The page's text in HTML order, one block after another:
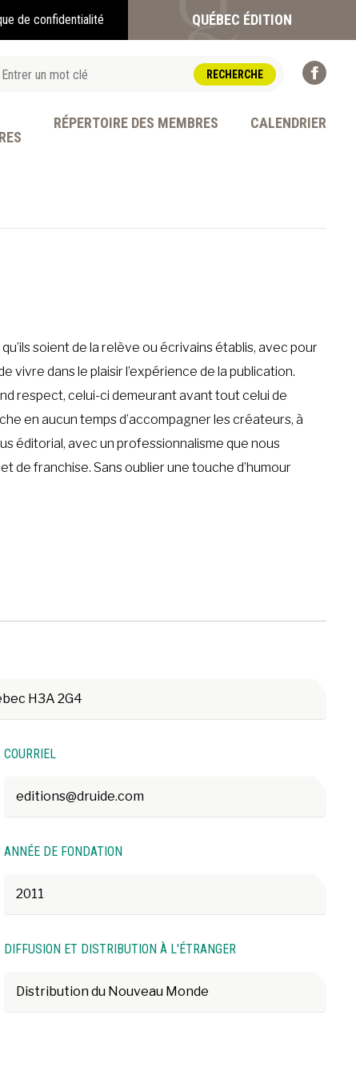
de confidentialité QUÉBEC ÉDITION
RÉPERTOIRE DES MEMBRES CALENDRIER
soient de la relève ou écrivains établis, avec pour
vivre dans le plaisir l’expérience de la publication.
respect, celui-ci demeurant avant tout celui de
en aucun temps d’accompagner les créateurs, à
éditorial, avec un professionnalisme que nous
de franchise. Sans oublier une touche d’humour
H3A 2G4
COURRIEL
editions@druide.com
ANNÉE DE FONDATION
2011
DIFFUSION ET DISTRIBUTION À L'ÉTRANGER
Distribution du Nouveau Monde